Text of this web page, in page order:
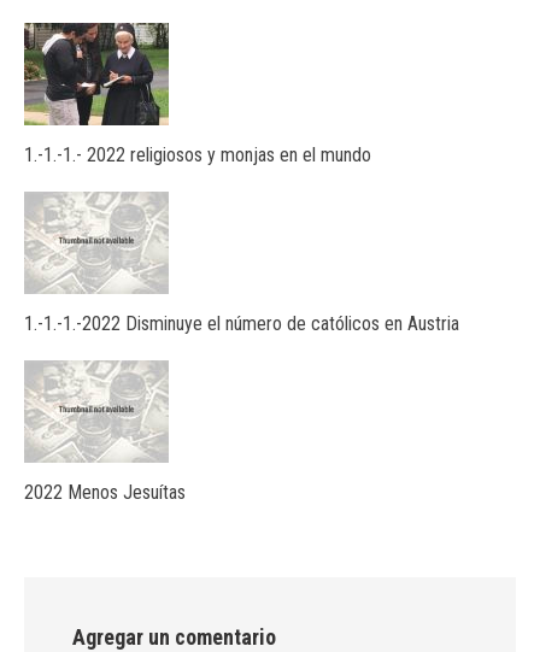
1.-1.-1.- 2022 religiosos y monjas en el mundo
1.-1.-1.-2022 Disminuye el número de católicos en Austria
2022 Menos Jesuítas
Agregar un comentario